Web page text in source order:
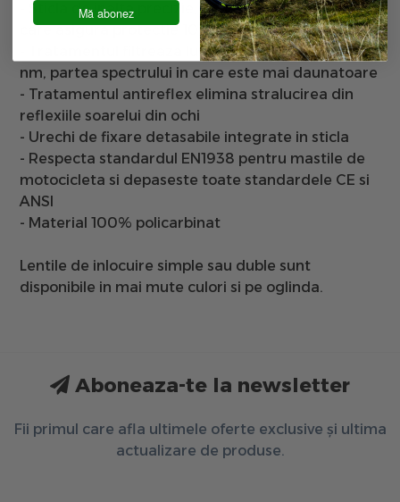
- Sticla de inalta precizie, rezistenta la impact,
care asigura protectie 100% UVA / B / C
- Tratamentul filtreaza lumina albastra de la 430
nm, partea spectrului in care este mai daunatoare
- Tratamentul antireflex elimina stralucirea din
reflexiile soarelui din ochi
- Urechi de fixare detasabile integrate in sticla
- Respecta standardul EN1938 pentru mastile de
motocicleta si depaseste toate standardele CE si
ANSI
- Material 100% policarbinat
Lentile de inlocuire simple sau duble sunt
disponibile in mai mute culori si pe oglinda.
Aboneaza-te la newsletter
Fii primul care afla ultimele oferte exclusive și ultima
actualizare de produse.
Mă abonez